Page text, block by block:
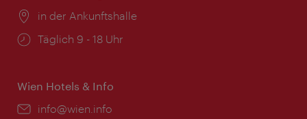
Ort:
in der Ankunftshalle
Öffnungszeiten:
Täglich 9 - 18 Uhr
Wien Hotels & Info
Email:
info@wien.info